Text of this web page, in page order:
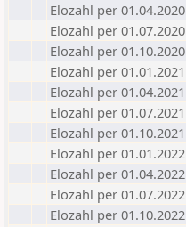
Elozahl per 01.04.2020
Elozahl per 01.07.2020
Elozahl per 01.10.2020
Elozahl per 01.01.2021
Elozahl per 01.04.2021
Elozahl per 01.07.2021
Elozahl per 01.10.2021
Elozahl per 01.01.2022
Elozahl per 01.04.2022
Elozahl per 01.07.2022
Elozahl per 01.10.2022